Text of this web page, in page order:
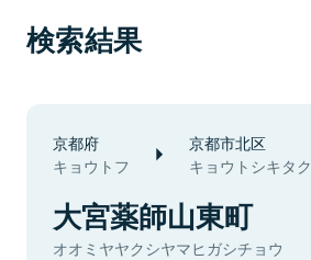
検索結果
京都府
キョウトフ
京都市北区
キョウトシキタク
大宮薬師山東町
オオミヤヤクシヤマヒガシチョウ